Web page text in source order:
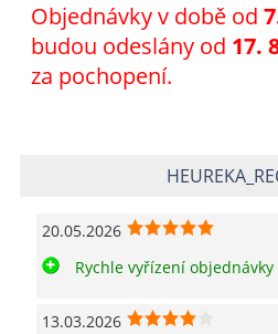
Objednávky v době od 7
budou odeslány od 17.
za pochopení.
20.05.2026
Rychle vyřízení objednávky
13.03.2026